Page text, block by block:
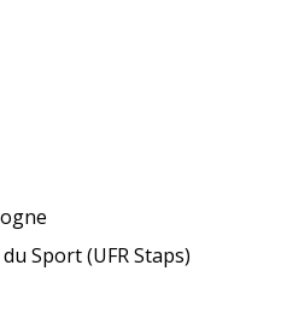
Sport (UFR Staps)